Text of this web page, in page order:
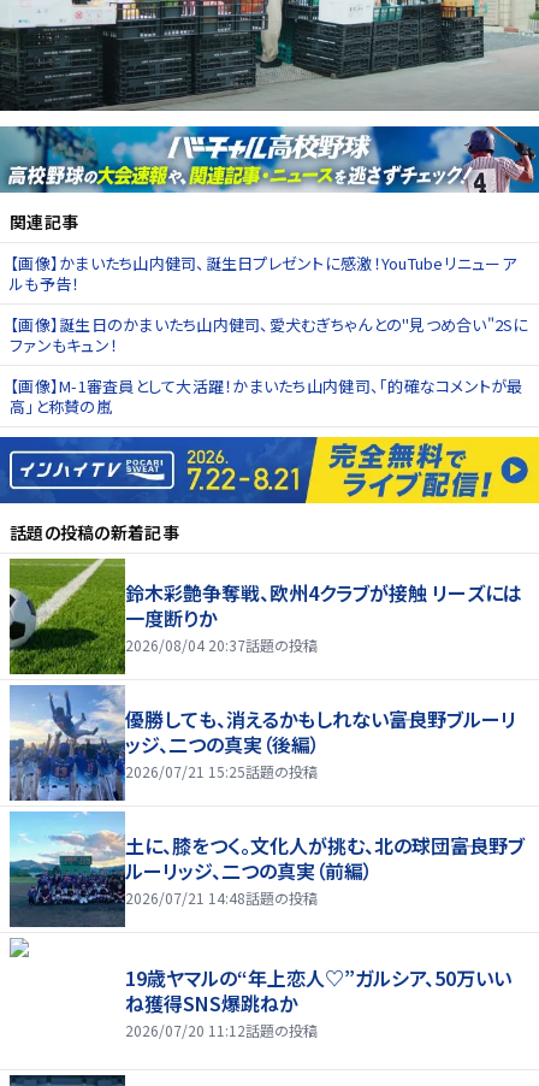
関連記事
【画像】かまいたち山内健司、誕生日プレゼントに感激！YouTubeリニューア
ルも予告！
【画像】誕生日のかまいたち山内健司、愛犬むぎちゃんとの"見つめ合い"2Sに
ファンもキュン！
【画像】M-1審査員として大活躍！かまいたち山内健司、「的確なコメントが最
高」と称賛の嵐
話題の投稿の新着記事
鈴木彩艶争奪戦、欧州4クラブが接触 リーズには
一度断りか
2026/08/04 20:37話題の投稿
優勝しても、消えるかもしれない――富良野ブルーリ
ッジ、二つの真実（後編）
2026/07/21 15:25話題の投稿
土に、膝をつく。文化人が挑む、北の球団――富良野ブ
ルーリッジ、二つの真実（前編）
2026/07/21 14:48話題の投稿
19歳ヤマルの“年上恋人♡”ガルシア、50万いい
ね獲得SNS爆跳ねか
2026/07/20 11:12話題の投稿